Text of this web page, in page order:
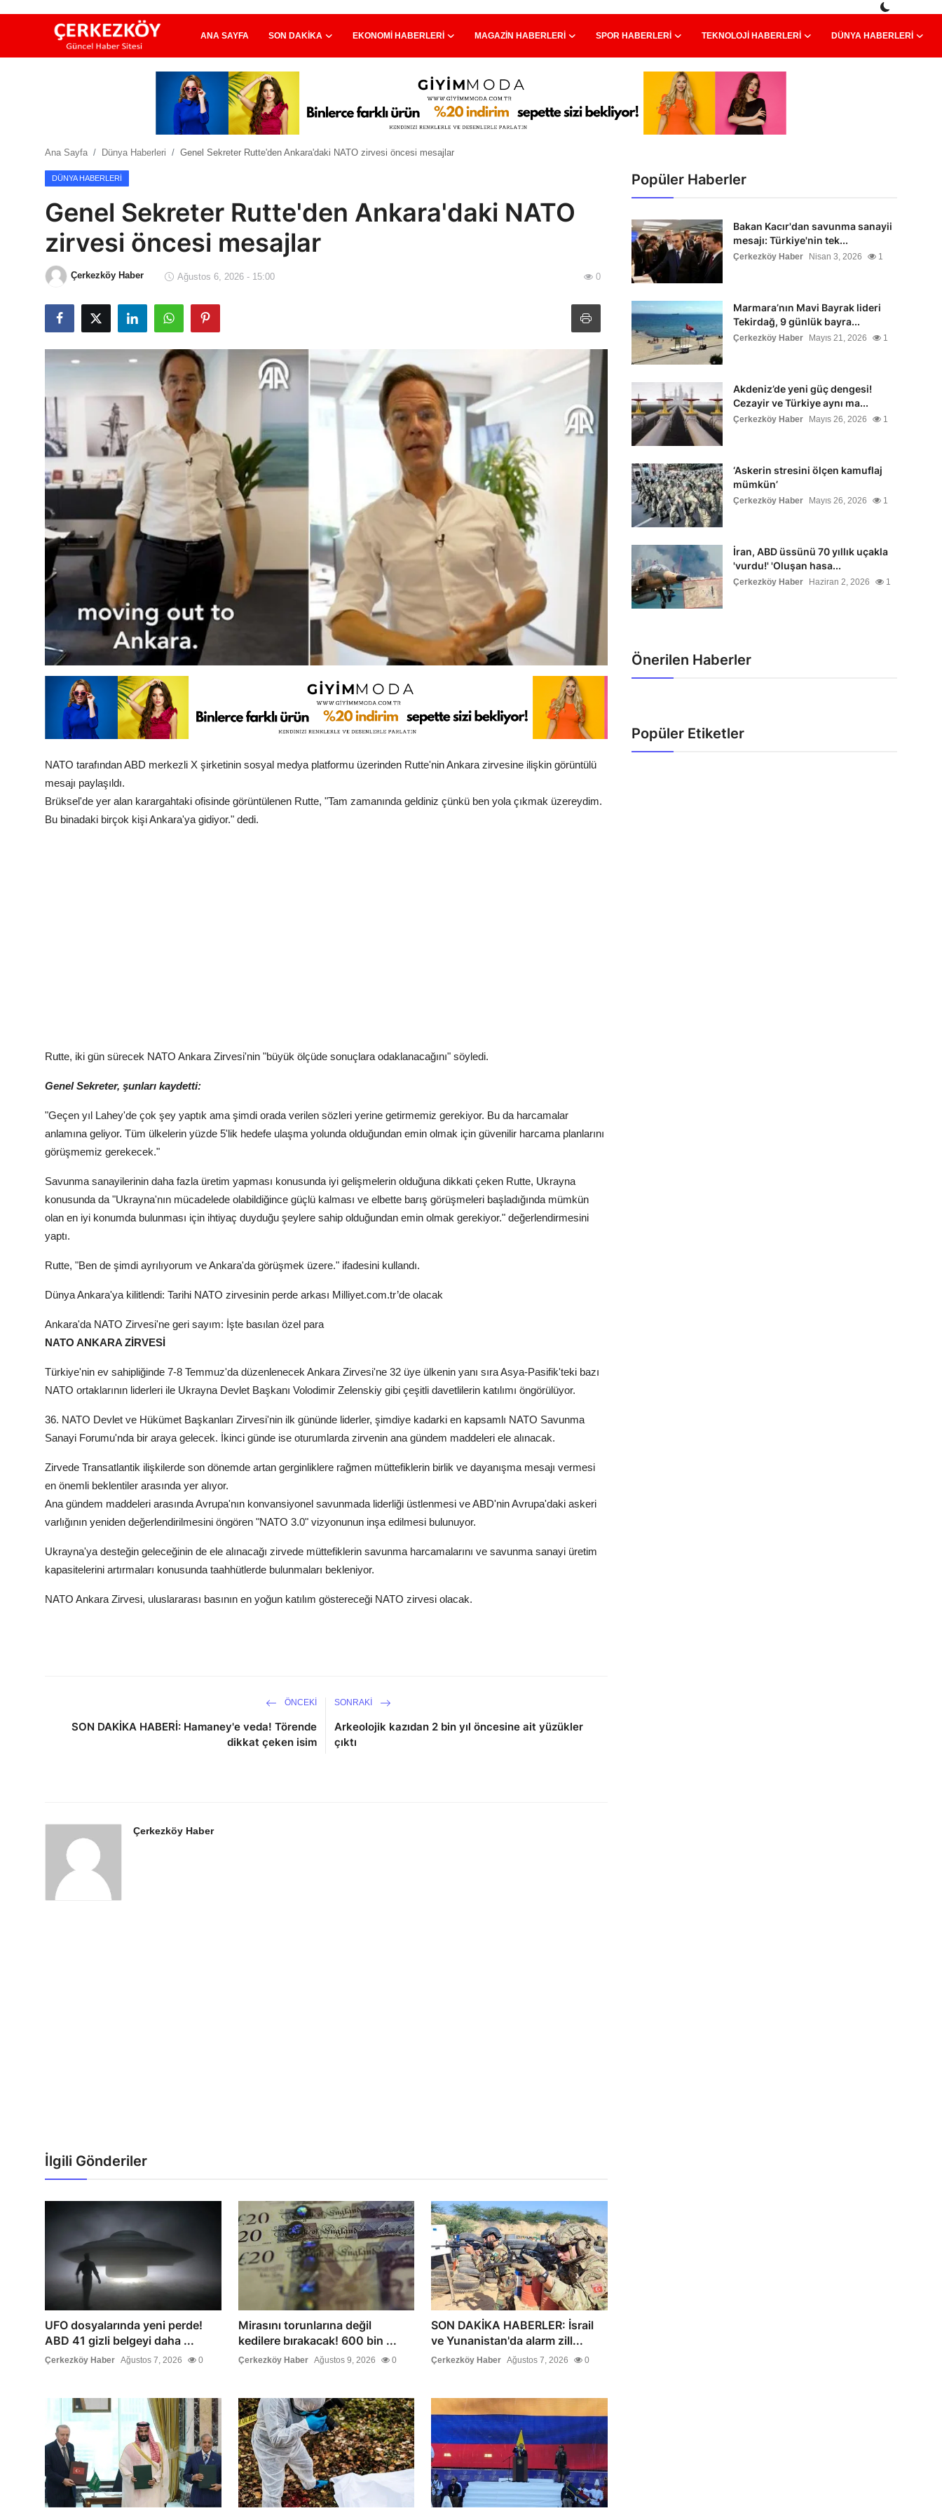
ANA SAYFA SON DAKIKA EKONOMI HABERLERI MAGAZIN HABERLERI SPOR HABERLERI TEKNOLOJI HABERLERI DÜNYA HABERLERI
Ekonomi Haberleri
Teknoloji Haberleri
Çerkezköy
Ana Sayfa Dünya Haberleri Genel Sekreter Rutte'den Ankara'daki NATO zirvesi öncesi mesajlar
DÜNYA HABERLERI
Genel Sekreter Rutte'den Ankara'daki NATO
zirvesi öncesi mesajlar
Çerkezköy Haber Ağustos 6, 2026 - 15:00 0
NATO tarafından ABD merkezli X şirketinin sosyal medya platformu üzerinden Rutte'nin Ankara zirvesine ilişkin görüntülü
mesajı paylaşıldı.
Brüksel'de yer alan karargahtaki ofisinde görüntülenen Rutte, "Tam zamanında geldiniz çünkü ben yola çıkmak üzereydim.
Bu binadaki birçok kişi Ankara'ya gidiyor." dedi.
Rutte, iki gün sürecek NATO Ankara Zirvesi'nin "büyük ölçüde sonuçlara odaklanacağını" söyledi.
Genel Sekreter, şunları kaydetti:
"Geçen yıl Lahey'de çok şey yaptık ama şimdi orada verilen sözleri yerine getirmemiz gerekiyor. Bu da harcamalar
anlamına geliyor. Tüm ülkelerin yüzde 5'lik hedefe ulaşma yolunda olduğundan emin olmak için güvenilir harcama planlarını
görüşmemiz gerekecek."
Savunma sanayilerinin daha fazla üretim yapması konusunda iyi gelişmelerin olduğuna dikkati çeken Rutte, Ukrayna
konusunda da "Ukrayna'nın mücadelede olabildiğince güçlü kalması ve elbette barış görüşmeleri başladığında mümkün
olan en iyi konumda bulunması için ihtiyaç duyduğu şeylere sahip olduğundan emin olmak gerekiyor." değerlendirmesini
yaptı.
Rutte, "Ben de şimdi ayrılıyorum ve Ankara'da görüşmek üzere." ifadesini kullandı.
Dünya Ankara'ya kilitlendi: Tarihi NATO zirvesinin perde arkası Milliyet.com.tr’de olacak
Ankara'da NATO Zirvesi'ne geri sayım: İşte basılan özel para
NATO ANKARA ZİRVESİ
Türkiye'nin ev sahipliğinde 7-8 Temmuz'da düzenlenecek Ankara Zirvesi'ne 32 üye ülkenin yanı sıra Asya-Pasifik'teki bazı
NATO ortaklarının liderleri ile Ukrayna Devlet Başkanı Volodimir Zelenskiy gibi çeşitli davetlilerin katılımı öngörülüyor.
36. NATO Devlet ve Hükümet Başkanları Zirvesi'nin ilk gününde liderler, şimdiye kadarki en kapsamlı NATO Savunma
Sanayi Forumu'nda bir araya gelecek. İkinci günde ise oturumlarda zirvenin ana gündem maddeleri ele alınacak.
Zirvede Transatlantik ilişkilerde son dönemde artan gerginliklere rağmen müttefiklerin birlik ve dayanışma mesajı vermesi
en önemli beklentiler arasında yer alıyor.
Ana gündem maddeleri arasında Avrupa'nın konvansiyonel savunmada liderliği üstlenmesi ve ABD'nin Avrupa'daki askeri
varlığının yeniden değerlendirilmesini öngören "NATO 3.0" vizyonunun inşa edilmesi bulunuyor.
Ukrayna'ya desteğin geleceğinin de ele alınacağı zirvede müttefiklerin savunma harcamalarını ve savunma sanayi üretim
kapasitelerini artırmaları konusunda taahhütlerde bulunmaları bekleniyor.
NATO Ankara Zirvesi, uluslararası basının en yoğun katılım göstereceği NATO zirvesi olacak.
ÖNCEKI
SON DAKİKA HABERİ: Hamaney'e veda! Törende
dikkat çeken isim
SONRAKI
Arkeolojik kazıdan 2 bin yıl öncesine ait yüzükler
çıktı
Çerkezköy Haber
İlgili Gönderiler
UFO dosyalarında yeni perde!
ABD 41 gizli belgeyi daha ...
Çerkezköy Haber Ağustos 7, 2026 0
Mirasını torunlarına değil
kedilere bırakacak! 600 bin ...
Çerkezköy Haber Ağustos 9, 2026 0
SON DAKİKA HABERLER: İsrail
ve Yunanistan'da alarm zill...
Çerkezköy Haber Ağustos 7, 2026 0
Popüler Haberler
Bakan Kacır'dan savunma sanayii
mesajı: Türkiye'nin tek...
Çerkezköy Haber Nisan 3, 2026 1
Marmara’nın Mavi Bayrak lideri
Tekirdağ, 9 günlük bayra...
Çerkezköy Haber Mayıs 21, 2026 1
Akdeniz’de yeni güç dengesi!
Cezayir ve Türkiye aynı ma...
Çerkezköy Haber Mayıs 26, 2026 1
‘Askerin stresini ölçen kamuflaj
mümkün’
Çerkezköy Haber Mayıs 26, 2026 1
İran, ABD üssünü 70 yıllık uçakla
'vurdu!' 'Oluşan hasa...
Çerkezköy Haber Haziran 2, 2026 1
Önerilen Haberler
Popüler Etiketler